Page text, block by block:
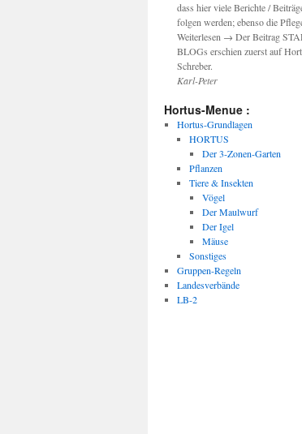
dass hier viele Berichte /
folgen werden; ebenso die
Weiterlesen → Der Beitrag
BLOGs erschien zuerst auf
Schreber.
Karl-Peter
Hortus-Menue :
Hortus-Grundlagen
HORTUS
Der 3-Zonen-Garten
Pflanzen
Tiere & Insekten
Vögel
Der Maulwurf
Der Igel
Mäuse
Sonstiges
Gruppen-Regeln
Landesverbände
LB-2